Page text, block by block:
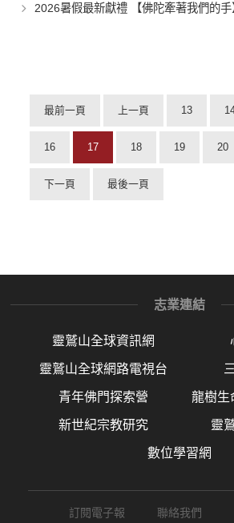
2026暑假最新獻禮 【佛陀牽著我們的
最前一頁 上一頁 13
16 17 18 19 20
下一頁 最後一頁
志業連結
靈鷲山全球資訊網
靈鷲山全球網路電視台
青年佛門探索營 龍樹生
新世紀宗教研究 靈
數位學習網
訂閱電子報 聯絡我們